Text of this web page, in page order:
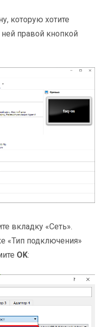
которую хотите
правой кнопкой
вкладку «Сеть».
«Тип подключения»
OK: